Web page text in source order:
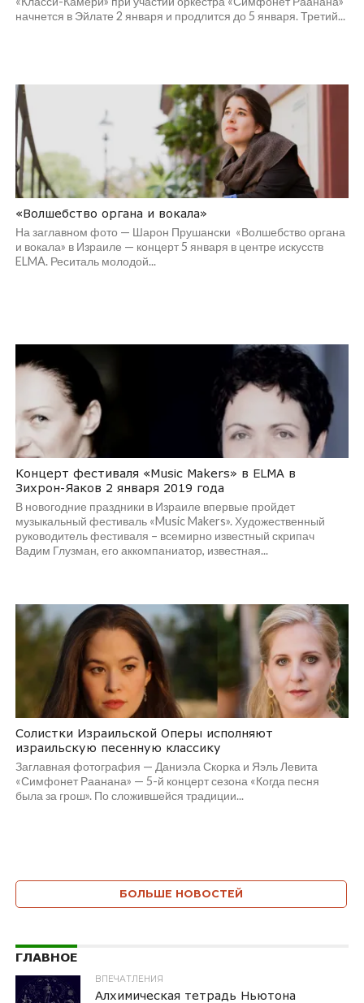
начнется в Эйлате 2 января и продлится до 5 января. Третий...
«Волшебство органа и вокала»
На заглавном фото — Шарон Прушански «Волшебство органа
и вокала» в Израиле — концерт 5 января в центре искусств
ELMA. Реситаль молодой...
Концерт фестиваля «Music Makers» в ELMA в
Зихрон-Яаков 2 января 2019 года
В новогодние праздники в Израиле впервые пройдет
музыкальный фестиваль «Music Makers». Художественный
руководитель фестиваля – всемирно известный скрипач
Вадим Глузман, его аккомпаниатор, известная...
Солистки Израильской Оперы исполняют
израильскую песенную классику
Заглавная фотография — Даниэла Скорка и Яэль Левита
«Симфонет Раанана» — 5-й концерт сезона «Когда песня
была за грош». По сложившейся традиции...
БОЛЬШЕ НОВОСТЕЙ
ГЛАВНОЕ
ВПЕЧАТЛЕНИЯ
Алхимическая тетрадь Ньютона